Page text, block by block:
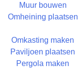
Muur bouwen
Omheining plaatsen
Omkasting maken
Paviljoen plaatsen
Pergola maken